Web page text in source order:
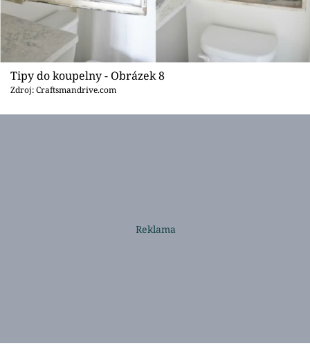
Tipy do koupelny - Obrázek 8
Zdroj: Craftsmandrive.com